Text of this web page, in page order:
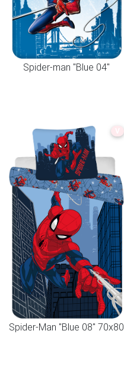
Spider-man "Blue 04"
Spider-Man "Blue 08" 70x80